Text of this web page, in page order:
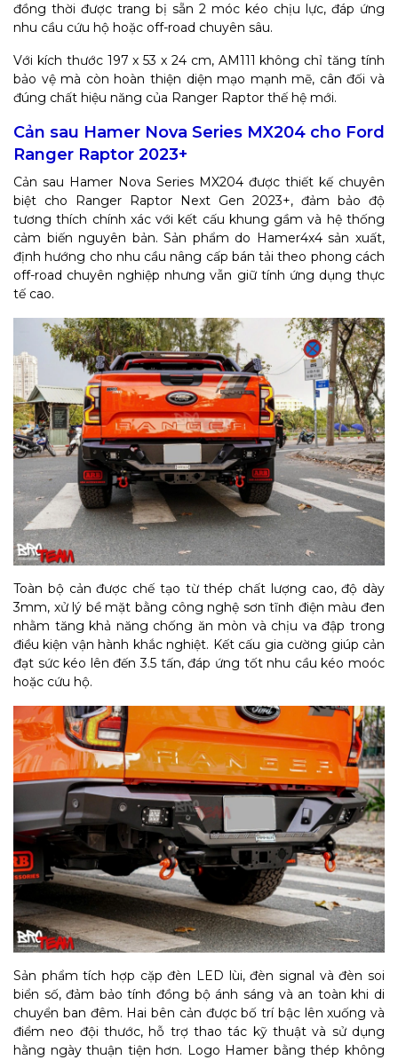
đồng thời được trang bị sẵn 2 móc kéo chịu lực, đáp ứng
nhu cầu cứu hộ hoặc off-road chuyên sâu.
Với kích thước 197 x 53 x 24 cm, AM111 không chỉ tăng tính
bảo vệ mà còn hoàn thiện diện mạo mạnh mẽ, cân đối và
đúng chất hiệu năng của Ranger Raptor thế hệ mới.
Cản sau Hamer Nova Series MX204 cho Ford
Ranger Raptor 2023+
Cản sau Hamer Nova Series MX204 được thiết kế chuyên
biệt cho Ranger Raptor Next Gen 2023+, đảm bảo độ
tương thích chính xác với kết cấu khung gầm và hệ thống
cảm biến nguyên bản. Sản phẩm do Hamer4x4 sản xuất,
định hướng cho nhu cầu nâng cấp bán tải theo phong cách
off-road chuyên nghiệp nhưng vẫn giữ tính ứng dụng thực
tế cao.
Toàn bộ cản được chế tạo từ thép chất lượng cao, độ dày
3mm, xử lý bề mặt bằng công nghệ sơn tĩnh điện màu đen
nhằm tăng khả năng chống ăn mòn và chịu va đập trong
điều kiện vận hành khắc nghiệt. Kết cấu gia cường giúp cản
đạt sức kéo lên đến 3.5 tấn, đáp ứng tốt nhu cầu kéo moóc
hoặc cứu hộ.
Sản phẩm tích hợp cặp đèn LED lùi, đèn signal và đèn soi
biển số, đảm bảo tính đồng bộ ánh sáng và an toàn khi di
chuyển ban đêm. Hai bên cản được bố trí bậc lên xuống và
điểm neo đội thước, hỗ trợ thao tác kỹ thuật và sử dụng
hằng ngày thuận tiện hơn. Logo Hamer bằng thép không